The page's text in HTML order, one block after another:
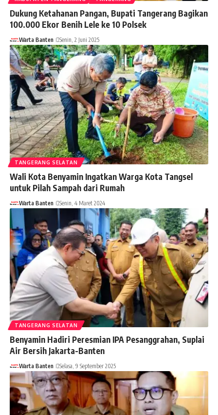
Dukung Ketahanan Pangan, Bupati Tangerang Bagikan
100.000 Ekor Benih Lele ke 10 Polsek
Warta Banten Senin, 2 Juni 2025
TANGERANG SELATAN
Wali Kota Benyamin Ingatkan Warga Kota Tangsel
untuk Pilah Sampah dari Rumah
Warta Banten Senin, 4 Maret 2024
TANGERANG SELATAN
Benyamin Hadiri Peresmian IPA Pesanggrahan, Suplai
Air Bersih Jakarta-Banten
Warta Banten Selasa, 9 September 2025